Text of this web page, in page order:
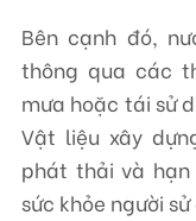
Bên cạnh đó,
thông qua các
mưa hoặc tái sử
Vật liệu xây
phát thải và
sức khỏe người